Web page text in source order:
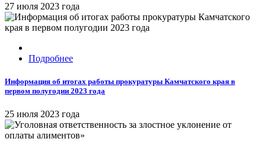
27 июля 2023 года
Подробнее
Информация об итогах работы прокуратуры Камчатского края в
первом полугодии 2023 года
25 июля 2023 года